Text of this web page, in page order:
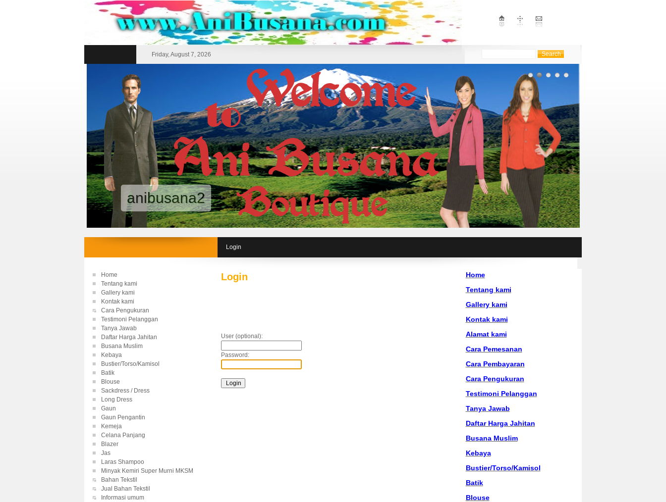
Friday, August 7, 2026
Login
Home
Tentang kami
Gallery kami
Kontak kami
Cara Pengukuran
Testimoni Pelanggan
Tanya Jawab
Daftar Harga Jahitan
Busana Muslim
Kebaya
Bustier/Torso/Kamisol
Batik
Blouse
Sackdress / Dress
Long Dress
Gaun
Gaun Pengantin
Kemeja
Celana Panjang
Blazer
Jas
Laras Shampoo
Minyak Kemiri Super Murni MKSM
Bahan Tekstil
Jual Bahan Tekstil
Informasi umum
Login
User (optional):
Password:
Home
Tentang kami
Gallery kami
Kontak kami
Alamat kami
Cara Pemesanan
Cara Pembayaran
Cara Pengukuran
Testimoni Pelanggan
Tanya Jawab
Daftar Harga Jahitan
Busana Muslim
Kebaya
Bustier/Torso/Kamisol
Batik
Blouse